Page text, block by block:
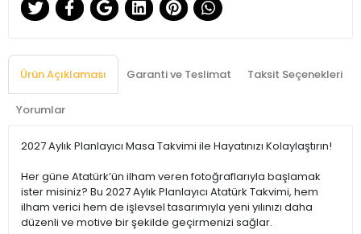
Ürün Açıklaması Garanti ve Teslimat Taksit Seçenekleri
Yorumlar
2027 Aylık Planlayıcı Masa Takvimi ile Hayatınızı Kolaylaştırın!
Her güne Atatürk’ün ilham veren fotoğraflarıyla başlamak
ister misiniz? Bu 2027 Aylık Planlayıcı Atatürk Takvimi, hem
ilham verici hem de işlevsel tasarımıyla yeni yılınızı daha
düzenli ve motive bir şekilde geçirmenizi sağlar.